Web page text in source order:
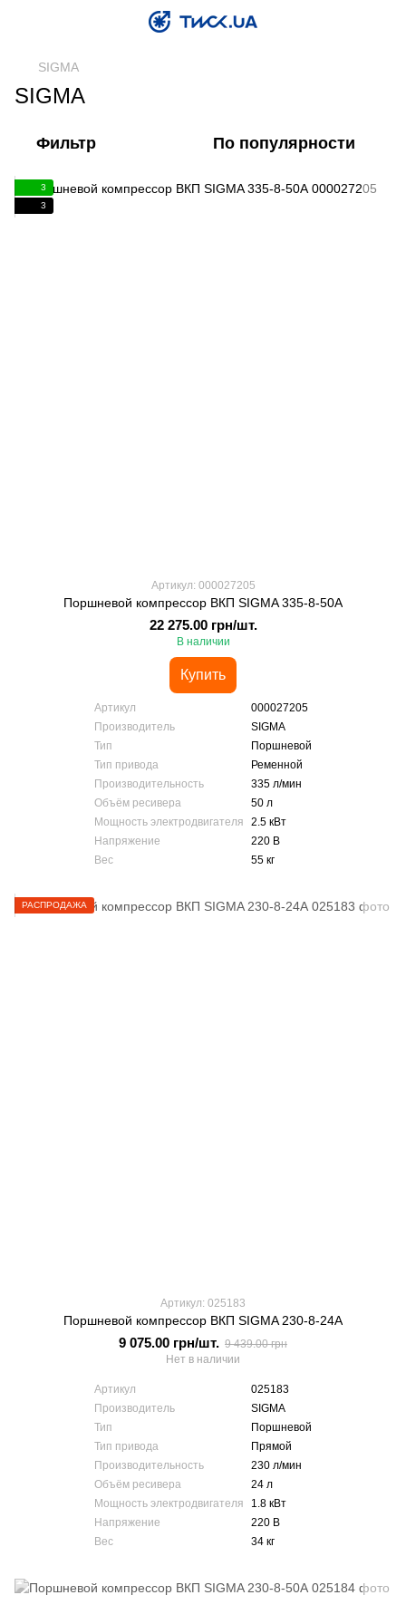
SIGMA
SIGMA
Фильтр По популярности
3
3
Артикул: 000027205
Поршневой компрессор ВКП SIGMA 335-8-50А
22 275.00 грн/шт.
В наличии
Купить
Артикул
000027205
Производитель
SIGMA
Тип
Поршневой
Тип привода
Ременной
Производительность
335 л/мин
Объём ресивера
50 л
Мощность электродвигателя
2.5 кВт
Напряжение
220 В
Вес
55 кг
РАСПРОДАЖА
Артикул: 025183
Поршневой компрессор ВКП SIGMA 230-8-24А
9 075.00 грн/шт. 9 439.00 грн
Нет в наличии
Артикул
025183
Производитель
SIGMA
Тип
Поршневой
Тип привода
Прямой
Производительность
230 л/мин
Объём ресивера
24 л
Мощность электродвигателя
1.8 кВт
Напряжение
220 В
Вес
34 кг